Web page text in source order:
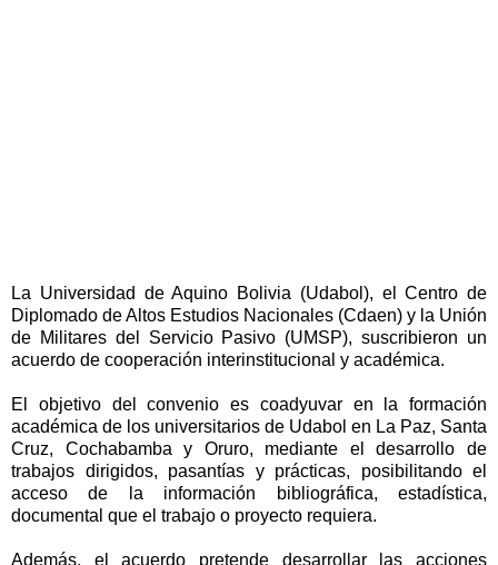
La Universidad de Aquino Bolivia (Udabol), el Centro de
Diplomado de Altos Estudios Nacionales (Cdaen) y la Unión
de Militares del Servicio Pasivo (UMSP), suscribieron un
acuerdo de cooperación interinstitucional y académica.
El objetivo del convenio es coadyuvar en la formación
académica de los universitarios de Udabol en La Paz, Santa
Cruz, Cochabamba y Oruro, mediante el desarrollo de
trabajos dirigidos, pasantías y prácticas, posibilitando el
acceso de la información bibliográfica, estadística,
documental que el trabajo o proyecto requiera.
Además, el acuerdo pretende desarrollar las acciones